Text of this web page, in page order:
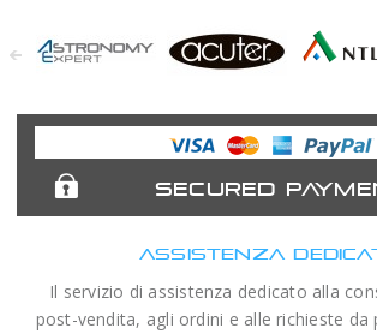
Expert
SECURED
ASSISTENZA
Il servizio di assistenza dedicato alla
post-vendita, agli ordini e alle richieste da